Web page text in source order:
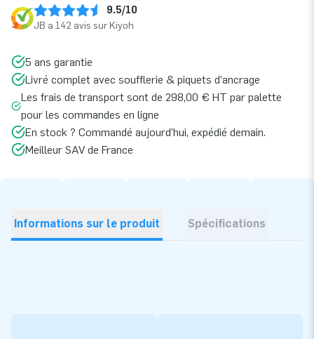
9.5/10
JB a 142 avis sur Kiyoh
5 ans garantie
Livré complet avec soufflerie & piquets d’ancrage
Les frais de transport sont de 298,00 € HT par palette
pour les commandes en ligne
En stock ? Commandé aujourd’hui, expédié demain.
Meilleur SAV de France
Informations sur le produit Spécifications